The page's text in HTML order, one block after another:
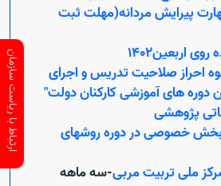
پیرایش مردانه(مهلت ثبت
احراز صلاحیت تدریس و اجرای
دوره های آموزشی کارکنان دولت"
بخش خصوصی در دوره روشهای
-سه ماهه
ارتباط با ریاست سازمان